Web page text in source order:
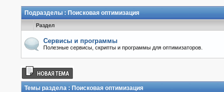
Подразделы : Поисковая оптимизация
Раздел
Сервисы и программы
Полезные сервисы, скрипты и программы для оптимизаторов.
Темы раздела : Поисковая оптимизация